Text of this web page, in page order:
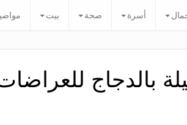
أسرة صحة بيت
بالدجاج